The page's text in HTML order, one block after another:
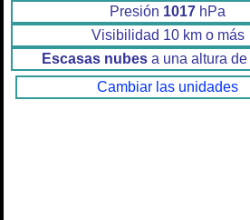
Presión 1017 hPa
Visibilidad 10 km o más
Escasas nubesa una altura de
Cambiar las unidades